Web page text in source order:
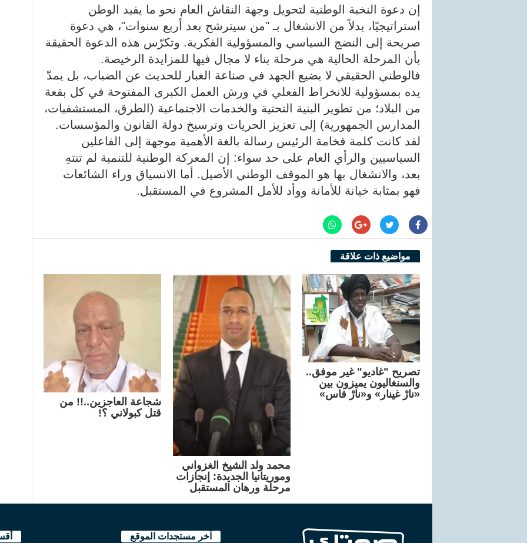
إن دعوة النخبة الوطنية لتحويل وجهة النقاش العام نحو ما يفيد الوطن
استراتيجيًا، بدلاً من الانشغال بـ "من سيترشح بعد أربع سنوات"، هي دعوة
صريحة إلى النضج السياسي والمسؤولية الفكرية. وتكرّس هذه الدعوة الحقيقة
بأن المرحلة الحالية هي مرحلة بناء لا مجال فيها للمزايدة الرخيصة.
فالوطني الحقيقي لا يضيع الجهد في صناعة الغبار للحديث عن الضباب، بل يمدّ
يده بمسؤولية للانخراط الفعلي في ورش العمل الكبرى المفتوحة في كل بقعة
من البلاد؛ من تطوير البنية التحتية والخدمات الاجتماعية (الطرق، المستشفيات،
المدارس الجمهورية) إلى تعزيز الحريات وترسيخ دولة القانون والمؤسسات.
لقد كانت كلمة فخامة الرئيس رسالة بالغة الأهمية موجهة إلى الفاعلين
السياسيين والرأي العام على حد سواء: إن المعركة الوطنية للتنمية لم تنتهِ
بعد، والانشغال بها هو الموقف الوطني الأصيل. أما الانسياق وراء الشائعات
فهو بمثابة خيانة للأمانة ووأد للأمل المشروع في المستقبل.
مواضيع ذات علاقة
تصريح "غاديو" غير موفق..
والسنغاليون يميزون بين
«نارْ غينار» و«نارْ فاس»
محمد ولد الشيخ الغزواني
وموريتانيا الجديدة: إنجازات
مرحلة ورهان المستقبل
شجاعة العاجزين..!! من
قتل كبولاني ؟!
آخر مستجدات الموقع